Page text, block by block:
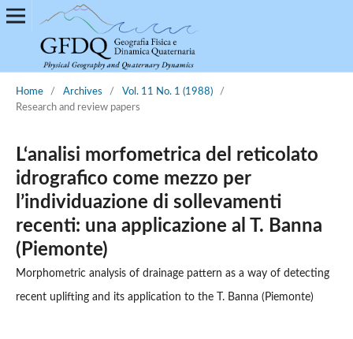
Home / Archives / Vol. 11 No. 1 (1988)
/
Research and review papers
L‘analisi morfometrica del reticolato
idrografico come mezzo per
l’individuazione di sollevamenti
recenti: una applicazione al T. Banna
(Piemonte)
Morphometric analysis of drainage pattern as a way of detecting
recent uplifting and its application to the T. Banna (Piemonte)